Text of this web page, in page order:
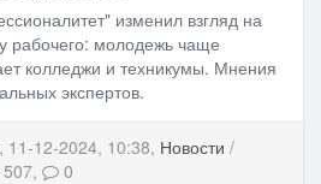
изменил взгляд на
рабочего: молодежь чаще
колледжи и техникумы. Мнения
экспертов.
, 11-12-2024, 10:38, Новости /
507, 0